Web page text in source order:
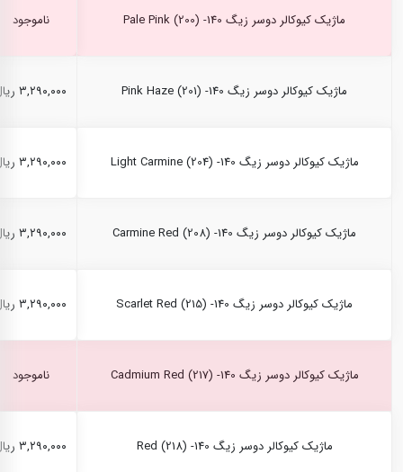
ماژیک کیوکالر دوسر زیگ Pale Pink (200) -140 ناموجود
ماژیک کیوکالر دوسر زیگ Pink Haze (201) -140 ۳,۲۹۰,۰۰۰ ریال
ماژیک کیوکالر دوسر زیگ Light Carmine (204) -140 ۳,۲۹۰,۰۰۰ ریال
ماژیک کیوکالر دوسر زیگ Carmine Red (208) -140 ۳,۲۹۰,۰۰۰ ریال
ماژیک کیوکالر دوسر زیگ Scarlet Red (215) -140 ۳,۲۹۰,۰۰۰ ریال
ماژیک کیوکالر دوسر زیگ Cadmium Red (217) -140 ناموجود
ماژیک کیوکالر دوسر زیگ Red (218) -140 ۳,۲۹۰,۰۰۰ ریال